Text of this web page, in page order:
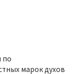
по
марок духов